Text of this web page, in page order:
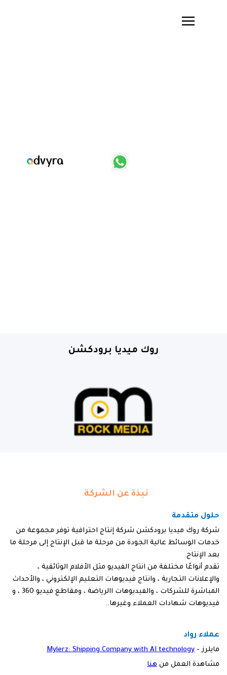
روك ميديا برودكشن
نبذة عن الشركة
حلول متقدمة
شركة روك ميديا برودكشن شركة إنتاج احترافية توفر مجموعة من
خدمات الوسائط عالية الجودة من مرحلة ما قبل الإنتاج إلى مرحلة ما
بعد الإنتاج.
تقدم أنواعًا مختلفة من انتاج الفيديو مثل الأفلام الوثائقية ،
والإعلانات التجارية ، وانتاج فيديوهات التعليم الإلكتروني ، والأحداث
المباشرة للشركات ، والفيديوهات االرياضة ، ومقاطع فيديو 360 ، و
فيديوهات شهادات العملاء وغيرها..
عملاء رواد
مايلرز - Mylerz: Shipping Company with AI technology
مشاهدة العمل من هنا